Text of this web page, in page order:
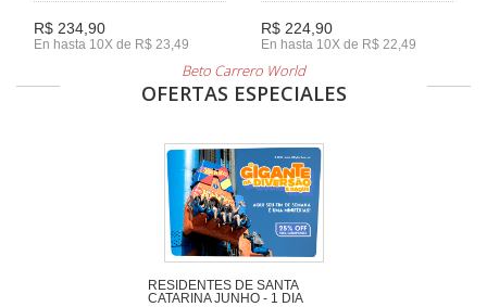
R$ 234,90
En hasta 10X de R$ 23,49
R$ 224,90
En hasta 10X de R$ 22,49
Beto Carrero World
OFERTAS ESPECIALES
RESIDENTES DE SANTA
CATARINA JUNHO - 1 DIA